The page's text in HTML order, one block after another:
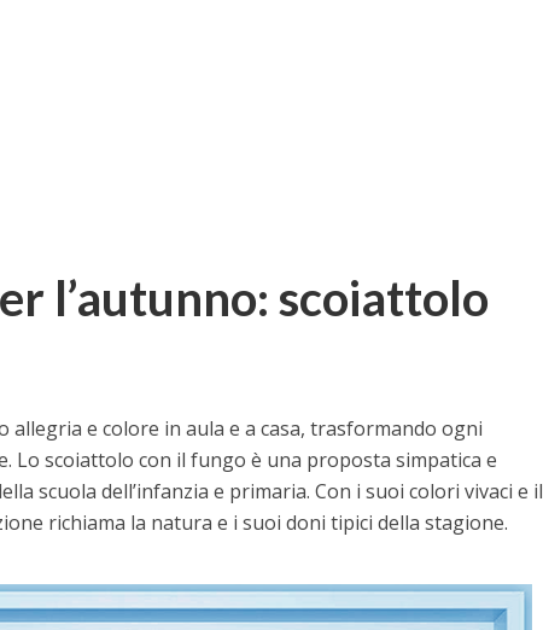
l’autunno: scoiattolo
e colore in aula e a casa, trasformando ogni
Lo scoiattolo con il fungo è una proposta simpatica e
scuola dell’infanzia e primaria. Con i suoi colori vivaci e il
richiama la natura e i suoi doni tipici della stagione.